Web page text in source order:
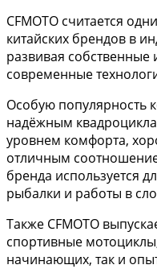
CFMOTO считается
китайских брендов в
развивая
современные
Особую популярность
надёжным
уровнем комфорта,
отличным
бренда используется
рыбалки и работы в
Также CFMOTO
спортивные
начинающих, так и